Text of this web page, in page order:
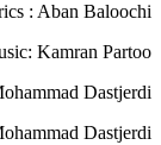
: Aban Baloochi
Kamran Partoo
Dastjerdi
Dastjerdi